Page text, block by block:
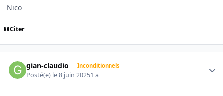
Nico
Citer
gian-claudio Inconditionnels
Posté(e) le 8 juin 20251 a